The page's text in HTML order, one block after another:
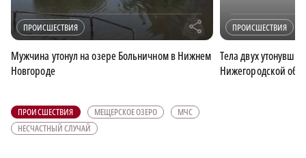
ПРОИСШЕСТВИЯ r
Мужчина утонул на озере Больничном в Нижнем
Новгороде
ПРОИСШЕСТВИЯ
Тела двух
Нижегородской
ПРОИСШЕСТВИЯ МЕЩЕРСКОЕ ОЗЕРО
МЧС
НЕСЧАСТНЫЙ СЛУЧАЙ